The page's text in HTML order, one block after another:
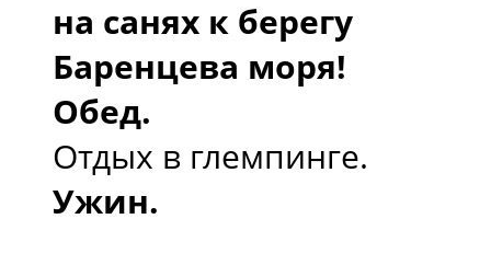
на санях к берегу
Баренцева моря!
Обед.
Отдых в глемпинге.
Ужин.